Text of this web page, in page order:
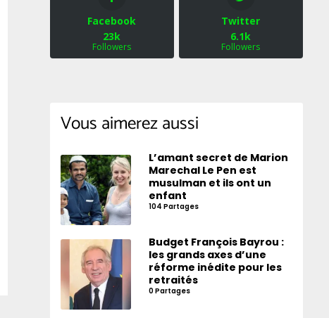
Facebook
23k
Followers
Twitter
6.1k
Followers
Vous aimerez aussi
L’amant secret de Marion
Marechal Le Pen est
musulman et ils ont un
enfant
104 Partages
Budget François Bayrou :
les grands axes d’une
réforme inédite pour les
retraités
0 Partages